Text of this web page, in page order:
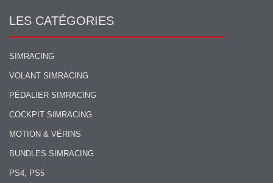
LES CATÉGORIES
SIMRACING
VOLANT SIMRACING
PÉDALIER SIMRACING
COCKPIT SIMRACING
MOTION & VÉRINS
BUNDLES SIMRACING
PS4, PS5